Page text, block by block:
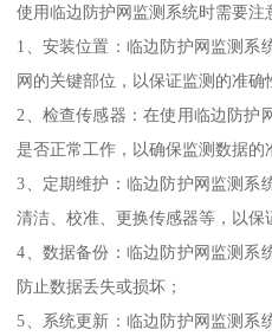
使用临边防护网监测系统时需要注
1、安装位置：临边防护网监测系
网的关键部位，以保证监测的准确
2、检查传感器：在使用临边防护
是否正常工作，以确保监测数据的
3、定期维护：临边防护网监测系
清洁、校准、更换传感器等，以保
4、数据备份：临边防护网监测系
防止数据丢失或损坏；
5、系统更新：临边防护网监测系